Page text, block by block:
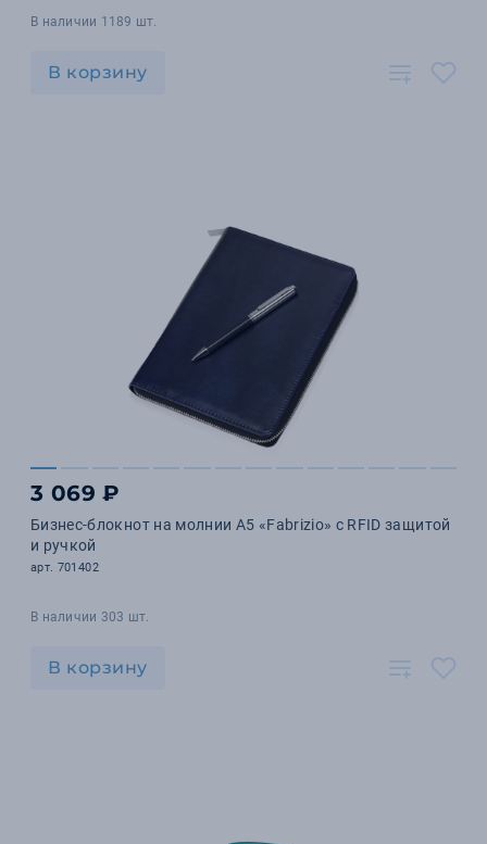
В наличии 1189 шт.
В корзину
3 069 ₽
Бизнес-блокнот на молнии А5 «Fabrizio» с RFID защитой
и ручкой
арт. 701402
В наличии 303 шт.
В корзину